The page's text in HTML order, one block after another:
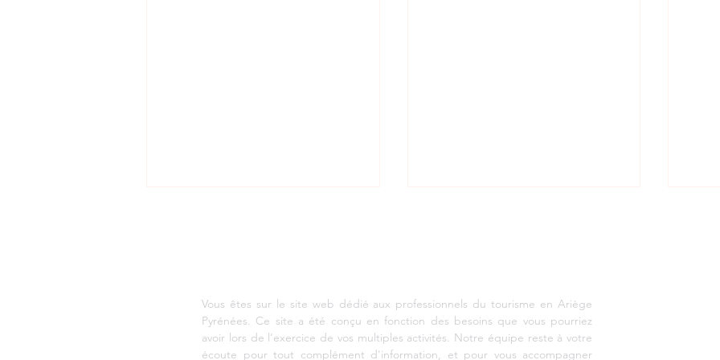
Airbus : l’Ariège au
Salon Occ’Ygène 2024
Vous êtes sur le site web dédié aux professionnels du tourisme en Ariège
Pyrénées. Ce site a été conçu en fonction des besoins que vous pourriez
avoir lors de l'exercice de vos multiples activités. Notre équipe reste à votre
écoute pour tout complément d'information, et pour vous accompagner